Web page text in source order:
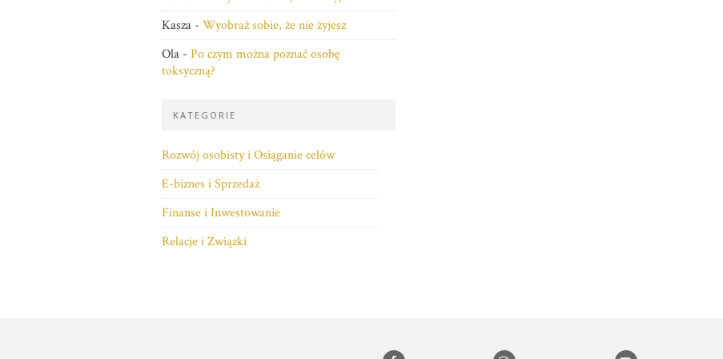
Kasza - Wyobraź sobie, że nie żyjesz
Ola - Po czym można poznać osobę
toksyczną?
KATEGORIE
Rozwój osobisty i Osiąganie celów
E-biznes i Sprzedaż
Finanse i Inwestowanie
Relacje i Związki